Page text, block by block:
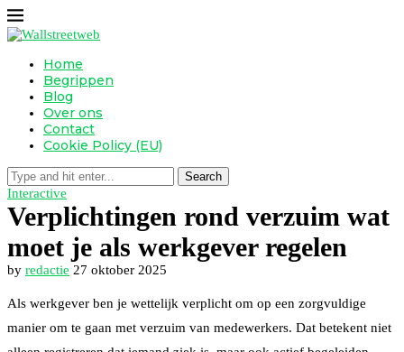
Home
Begrippen
Blog
Over ons
Contact
Cookie Policy (EU)
Search
Interactive
Verplichtingen rond verzuim wat
moet je als werkgever regelen
by redactie 27 oktober 2025
Als werkgever ben je wettelijk verplicht om op een zorgvuldige
manier om te gaan met verzuim van medewerkers. Dat betekent niet